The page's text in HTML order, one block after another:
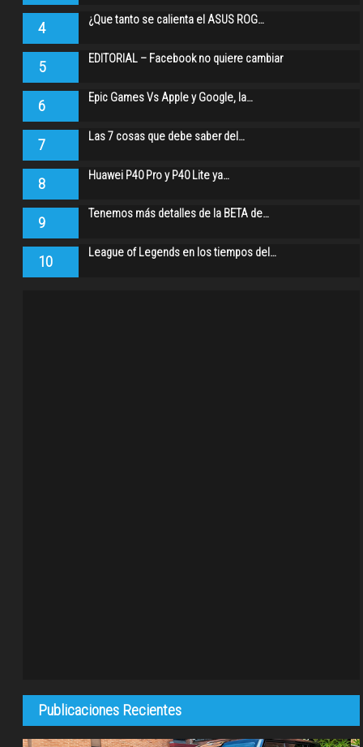
4 ¿Que tanto se calienta el ASUS ROG…
5 EDITORIAL – Facebook no quiere cambiar
6 Epic Games Vs Apple y Google, la…
7 Las 7 cosas que debe saber del…
8 Huawei P40 Pro y P40 Lite ya…
9 Tenemos más detalles de la BETA de…
10 League of Legends en los tiempos del…
Publicaciones Recientes